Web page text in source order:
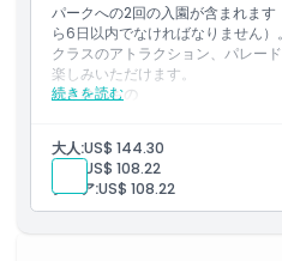
パークへの2回の入園が含まれま
ら6日以内でなければなりません
クラスのアトラクション、パレー
楽しみいただけます。
続きを読む
含まれるもの
園から6日以内でなければなり
香港ディズニーランドで、よ
ド、魔法のような瞬間をお楽
大人:US$ 144.30
子供: US$ 108.22
シニア:US$ 108.22